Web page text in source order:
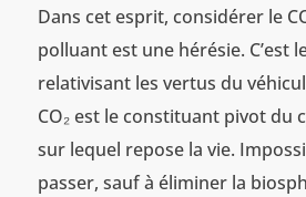
Dans cet esprit, considérer le
polluant est une hérésie. C’est
relativisant les vertus du
CO₂ est le constituant pivot du
sur lequel repose la vie.
passer, sauf à éliminer la